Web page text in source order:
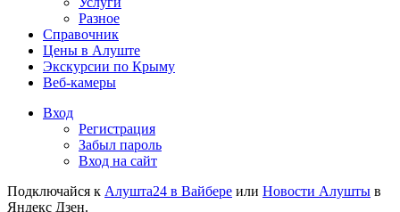
Разное
Справочник
Цены в Алуште
Экскурсии по Крыму
Веб-камеры
Вход
Регистрация
Забыл пароль
Вход на сайт
Подключайся к Алушта24 в Вайбере или Новости Алушты в
Яндекс Дзен.